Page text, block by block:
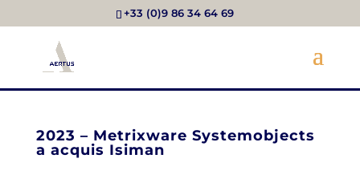
+33 (0)9 86 34 64 69
2023 – Metrixware Systemobjects
a acquis Isiman